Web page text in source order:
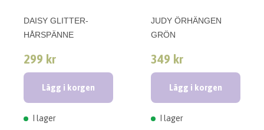
DAISY GLITTER-
HÅRSPÄNNE
299 kr
Lägg i korgen
I lager
JUDY ÖRHÄNGEN
GRÖN
349 kr
Lägg i korgen
I lager